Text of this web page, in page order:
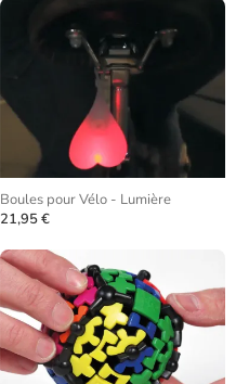
Boules pour Vélo - Lumière
21,95 €